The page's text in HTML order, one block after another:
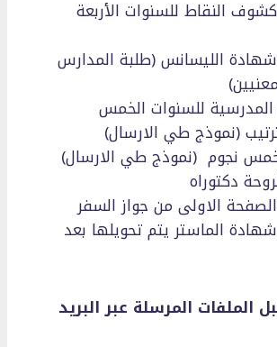
النقاط للسنوات الأربعة
الليسانس (طلبة المدارس
للسنوات الخمس
(نموذج طي الارسال)
نجوم (نموذج طي الارسال)
دكتوراه
الاولى من جواز السفر
الماستر يتم تحويلها بعد
الملفات المرسلة عبر البريد